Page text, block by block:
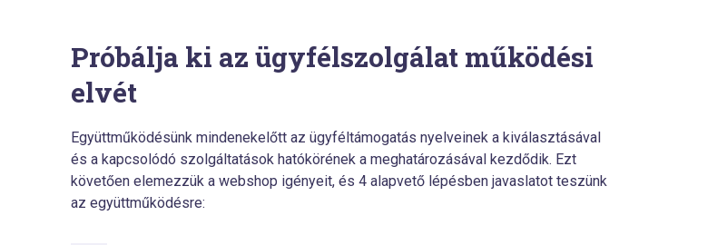
Próbálja ki az ügyfélszolgálat működési
elvét
Együttműködésünk mindenekelőtt az ügyféltámogatás nyelveinek a kiválasztásával
és a kapcsolódó szolgáltatások hatókörének a meghatározásával kezdődik. Ezt
követően elemezzük a webshop igényeit, és 4 alapvető lépésben javaslatot teszünk
az együttműködésre: